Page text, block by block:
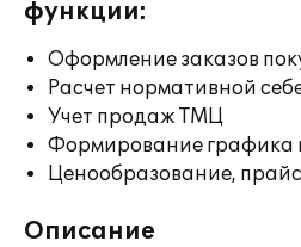
функции:
Оформление заказов
Расчет нормативной
Учет продаж ТМЦ
Формирование графика
Ценообразование,
Описание